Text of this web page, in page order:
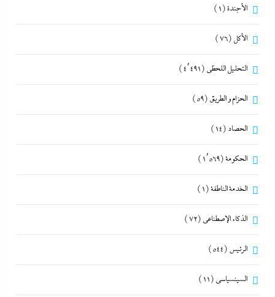
الأجندة(1)
الأكل (76)
التحليل اللحظي (4٬491)
الحزام و الطريق (59)
الحصاد (14)
الحكومة(1٬569)
الخدمة الناطقة(1)
الذكاء الإصطناعي (72)
الرئيس (544)
السينسياسي (11)